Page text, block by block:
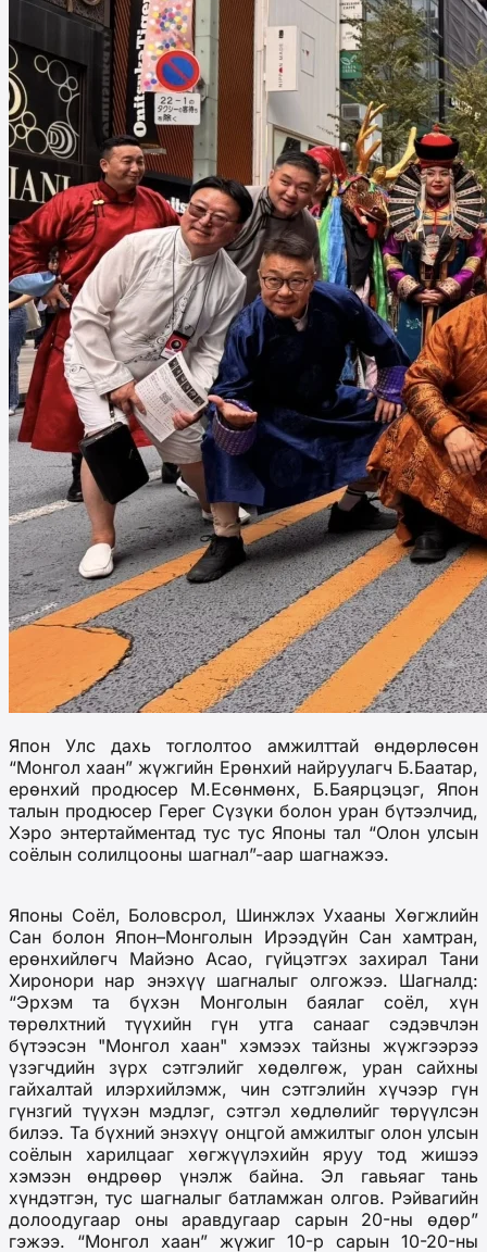
Япон Улс дахь тоглолтоо амжилттай өндөрлөсөн
“Монгол хаан” жүжгийн Ерөнхий найруулагч Б.Баатар,
ерөнхий продюсер М.Есөнмөнх, Б.Баярцэцэг, Япон
талын продюсер Герег Сүзүки болон уран бүтээлчид,
Хэро энтертайментад тус тус Японы тал “Олон улсын
соёлын солилцооны шагнал”-аар шагнажээ.
Японы Соёл, Боловсрол, Шинжлэх Ухааны Хөгжлийн
Сан болон Япон–Монголын Ирээдүйн Сан хамтран,
ерөнхийлөгч Майэно Асао, гүйцэтгэх захирал Тани
Хиронори нар энэхүү шагналыг олгожээ. Шагналд:
“Эрхэм та бүхэн Монголын баялаг соёл, хүн
төрөлхтний түүхийн гүн утга санааг сэдэвчлэн
бүтээсэн "Монгол хаан" хэмээх тайзны жүжгээрээ
үзэгчдийн зүрх сэтгэлийг хөдөлгөж, уран сайхны
гайхалтай илэрхийлэмж, чин сэтгэлийн хүчээр гүн
гүнзгий түүхэн мэдлэг, сэтгэл хөдлөлийг төрүүлсэн
билээ. Та бүхний энэхүү онцгой амжилтыг олон улсын
соёлын харилцааг хөгжүүлэхийн яруу тод жишээ
хэмээн өндрөөр үнэлж байна. Эл гавьяаг тань
хүндэтгэн, тус шагналыг батламжан олгов. Рэйвагийн
долоодугаар оны аравдугаар сарын 20-ны өдөр”
гэжээ. “Монгол хаан” жүжиг 10-р сарын 10-20-ны